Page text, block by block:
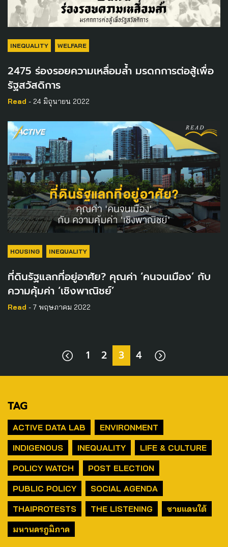
INEQUALITY WELFARE
2475 ร่องรอยความเหลื่อมล้ำ มรดกการต่อสู้เพื่อ
รัฐสวัสดิการ
Read - 24 มิถุนายน 2022
HOUSING INEQUALITY
ที่ดินรัฐแลกที่อยู่อาศัย? คุณค่า ‘คนจนเมือง’ กับ
ความคุ้มค่า ‘เชิงพาณิชย์’
Read - 7 พฤษภาคม 2022
1 2 3 4
TAG
ACTIVE DATA LAB
ENVIRONMENT
INDIGENOUS
INEQUALITY
LIFE & CULTURE
POLICY WATCH
POST ELECTION
PUBLIC POLICY
SOCIAL AGENDA
THAIPROTESTS
THE LISTENING
ชายแดนใต้
มหานครภูมิภาค